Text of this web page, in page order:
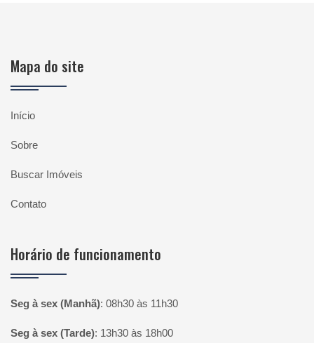
Mapa do site
Início
Sobre
Buscar Imóveis
Contato
Horário de funcionamento
Seg à sex (Manhã): 08h30 às 11h30
Seg à sex (Tarde): 13h30 às 18h00